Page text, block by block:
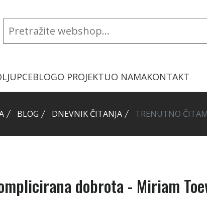
BLOGO PROJEKTUO NAMAKONTAKT
BLOG DNEVNIK ČITANJA TRENUTNO
dobrota - Miriam